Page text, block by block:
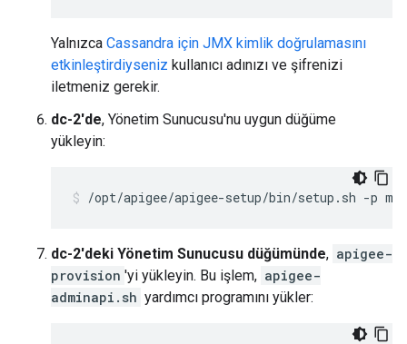
Yalnızca Cassandra için JMX kimlik doğrulamasını
etkinleştirdiyseniz kullanıcı adınızı ve şifrenizi
iletmeniz gerekir.
dc-2'de, Yönetim Sunucusu'nu uygun düğüme
yükleyin:
/opt/apigee/apigee-setup/bin/setup.sh -p
dc-2'deki Yönetim Sunucusu düğümünde, apigee-
provision 'yi yükleyin. Bu işlem, apigee-
adminapi.sh yardımcı programını yükler: